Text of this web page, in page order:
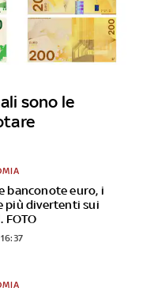
sono le
banconote euro, i
più divertenti sui
FOTO